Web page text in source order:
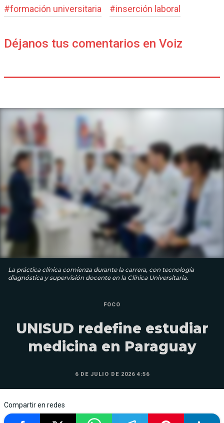
#formación universitaria #inserción laboral
Déjanos tus comentarios en Voiz
La práctica clínica comienza durante la carrera, con tecnología
diagnóstica y supervisión docente en la Clínica Universitaria.
FOCO
UNISUD redefine estudiar
medicina en Paraguay
6 DE JULIO DE 2026 4:56
Compartir en redes